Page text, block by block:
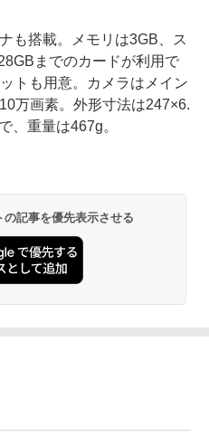
も搭載。メモリは3GB、ス
までのカードが利用で
トも用意。カメラはメイン
万画素。外形寸法は247×6.
、重量は467g。
記事を優先表示させる